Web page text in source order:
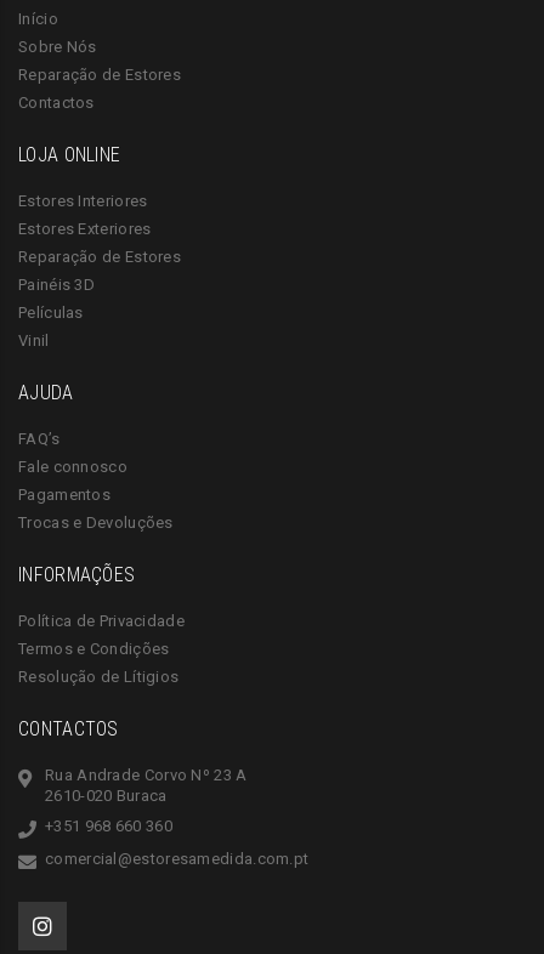
Início
Sobre Nós
Reparação de Estores
Contactos
LOJA ONLINE
Estores Interiores
Estores Exteriores
Reparação de Estores
Painéis 3D
Películas
Vinil
AJUDA
FAQ’s
Fale connosco
Pagamentos
Trocas e Devoluções
INFORMAÇÕES
Política de Privacidade
Termos e Condições
Resolução de Lítigios
CONTACTOS
Rua Andrade Corvo Nº 23 A
2610-020 Buraca
+351 968 660 360
comercial@estoresamedida.com.pt